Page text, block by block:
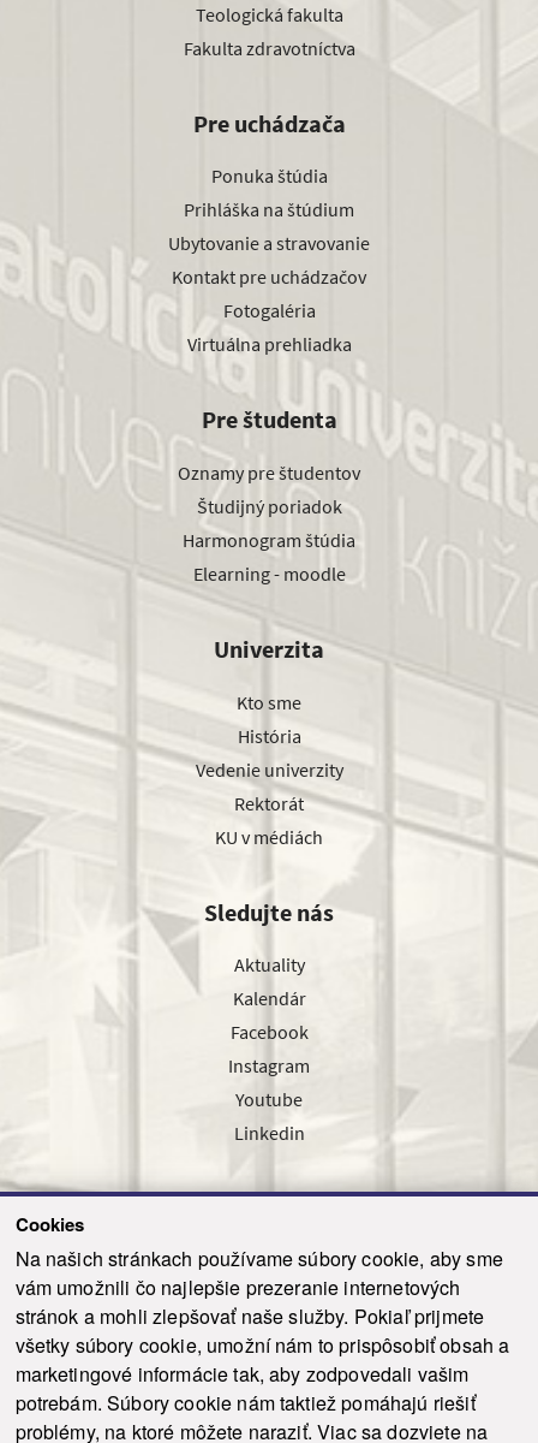
Cookies
Na našich stránkach používame súbory cookie, aby sme
vám umožnili čo najlepšie prezeranie internetových
stránok a mohli zlepšovať naše služby. Pokiaľ prijmete
všetky súbory cookie, umožní nám to prispôsobiť obsah a
marketingové informácie tak, aby zodpovedali vašim
potrebám. Súbory cookie nám taktiež pomáhajú riešiť
problémy, na ktoré môžete naraziť. Viac sa dozviete na
Teologická fakulta
Fakulta zdravotníctva
Pre uchádzača
Ponuka štúdia
Prihláška na štúdium
Ubytovanie a stravovanie
Kontakt pre uchádzačov
Fotogaléria
Virtuálna prehliadka
Pre študenta
Oznamy pre študentov
Študijný poriadok
Harmonogram štúdia
Elearning - moodle
Univerzita
Kto sme
História
Vedenie univerzity
Rektorát
KU v médiách
Sledujte nás
Aktuality
Kalendár
Facebook
Instagram
Youtube
Linkedin
Odoslať